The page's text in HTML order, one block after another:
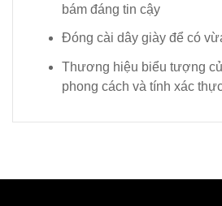
bám đáng tin cậy
Đóng cài dây giày để có
Thương hiệu biểu tượng
phong cách và tính xác